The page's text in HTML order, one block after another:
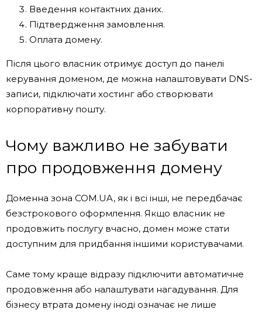
Введення контактних даних.
Підтвердження замовлення.
Оплата домену.
Після цього власник отримує доступ до панелі
керування доменом, де можна налаштовувати DNS-
записи, підключати хостинг або створювати
корпоративну пошту.
Чому важливо не забувати
про продовження домену
Доменна зона COM.UA, як і всі інші, не передбачає
безстрокового оформлення. Якщо власник не
продовжить послугу вчасно, домен може стати
доступним для придбання іншими користувачами.
Саме тому краще відразу підключити автоматичне
продовження або налаштувати нагадування. Для
бізнесу втрата домену іноді означає не лише